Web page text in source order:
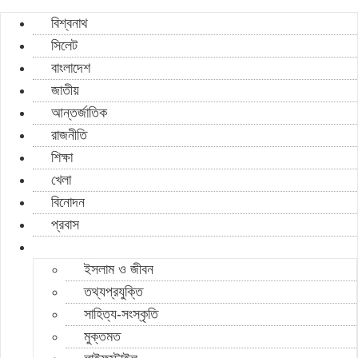
বিশ্বনাথ
সিলেট
বাংলাদেশ
জাতীয়
আন্তর্জাতিক
রাজনীতি
শিক্ষা
খেলা
বিনোদন
প্রবাস
ইসলাম ও জীবন
তথ্যপ্রযুক্তি
সাহিত্য-সংস্কৃতি
মুক্তমত